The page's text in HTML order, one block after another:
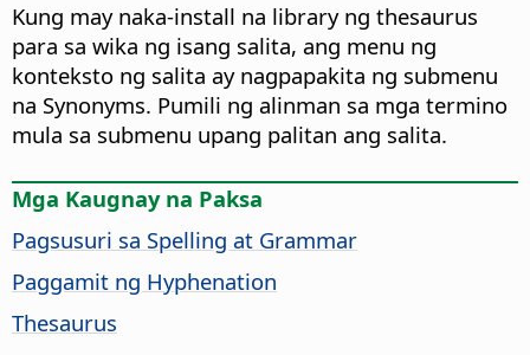
Kung may naka-install na library ng thesaurus
para sa wika ng isang salita, ang menu ng
konteksto ng salita ay nagpapakita ng submenu
na Synonyms. Pumili ng alinman sa mga termino
mula sa submenu upang palitan ang salita.
Mga Kaugnay na Paksa
Pagsusuri sa Spelling at Grammar
Paggamit ng Hyphenation
Thesaurus